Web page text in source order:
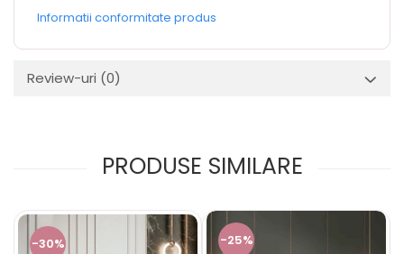
Informatii conformitate produs
Review-uri (0)
PRODUSE SIMILARE
-30% -25%